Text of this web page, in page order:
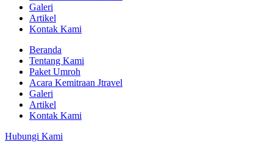
Galeri
Artikel
Kontak Kami
Beranda
Tentang Kami
Paket Umroh
Acara Kemitraan Jtravel
Galeri
Artikel
Kontak Kami
Hubungi Kami